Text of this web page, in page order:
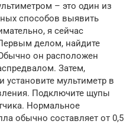
– это один из
способов выявить
я сейчас
делом, найдите
он расположен
Затем,
установите мультиметр в
Подключите щупы
Нормальное
обычно составляет от 0,5